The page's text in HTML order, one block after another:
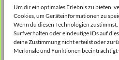
Um dir ein optimales Erlebnis zu bieten,
Cookies, um Geräteinformationen zu
Wenn du diesen Technologien
Surfverhalten oder eindeutige IDs auf
deine Zustimmung nicht erteilst oder
Merkmale und Funktionen beeinträchtigt
5. Januar 2023